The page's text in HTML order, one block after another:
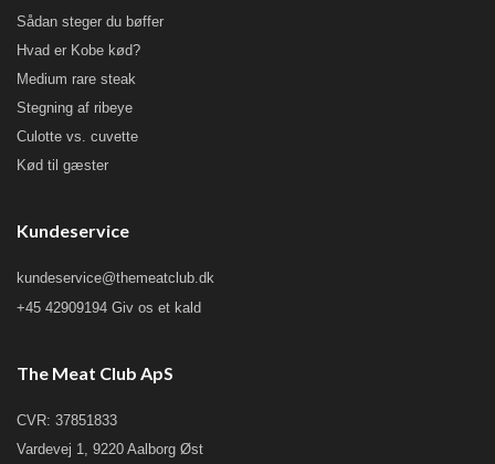
Sådan steger du bøffer
Hvad er Kobe kød?
Medium rare steak
Stegning af ribeye
Culotte vs. cuvette
Kød til gæster
Kundeservice
kundeservice@themeatclub.dk
+45 42909194 Giv os et kald
The Meat Club ApS
CVR: 37851833
Vardevej 1, 9220 Aalborg Øst